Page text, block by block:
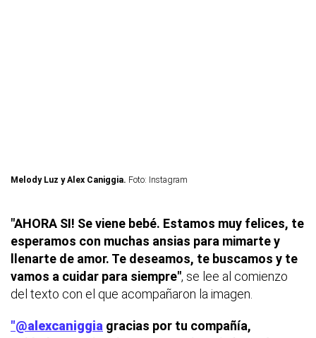
Melody Luz y Alex Caniggia. Foto: Instagram
"AHORA SI! Se viene bebé. Estamos muy felices, te
esperamos con muchas ansias para mimarte y
llenarte de amor. Te deseamos, te buscamos y te
vamos a cuidar para siempre", se lee al comienzo
del texto con el que acompañaron la imagen.
"@alexcaniggia gracias por tu compañía,